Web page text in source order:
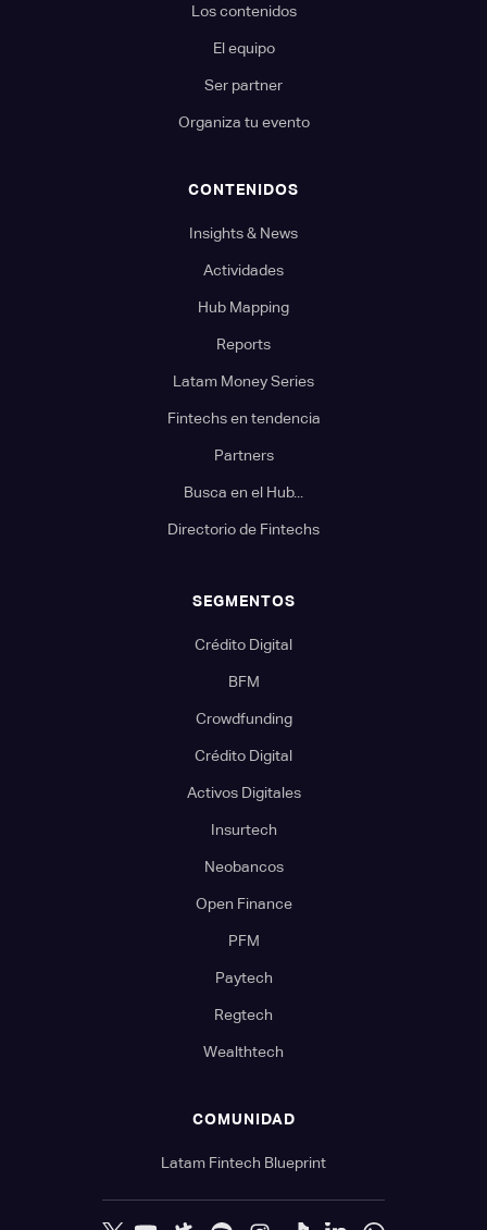
Los contenidos
El equipo
Ser partner
Organiza tu evento
CONTENIDOS
Insights & News
Actividades
Hub Mapping
Reports
Latam Money Series
Fintechs en tendencia
Partners
Busca en el Hub...
Directorio de Fintechs
SEGMENTOS
Crédito Digital
BFM
Crowdfunding
Crédito Digital
Activos Digitales
Insurtech
Neobancos
Open Finance
PFM
Paytech
Regtech
Wealthtech
COMUNIDAD
Latam Fintech Blueprint